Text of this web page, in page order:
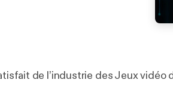
de l’industrie des Jeux vidéo